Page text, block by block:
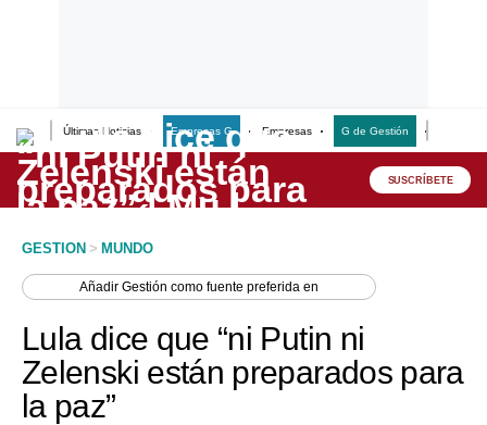
Últimas Noticias Empresas G Empresas G de Gestión
Lo último
Peru Quiosco
Economía
Mercados
SUSCRÍBETE
GESTION > MUNDO
AñadirGestión como fuente preferida en
Lula dice que “ni Putin ni
Zelenski están preparados para
la paz”